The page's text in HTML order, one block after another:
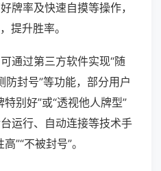
牌率及快速自摸等操作，
提升胜率。
通过第三方软件实现“随
防封号”等功能，部分用户
别好”或“透视他人牌型”
运行、自动连接等技术手
”“不被封号”。